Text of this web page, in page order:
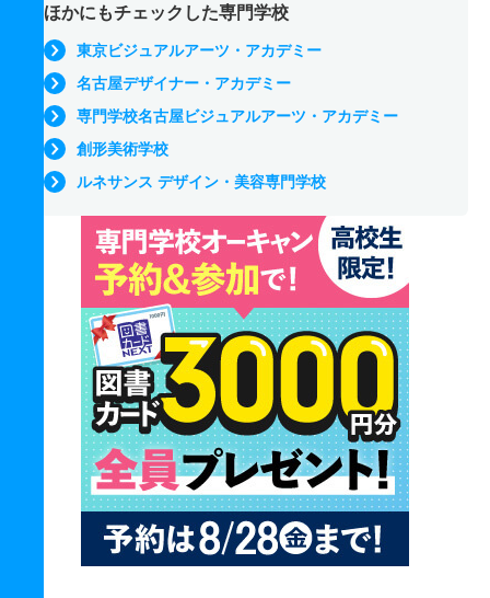
ほかにもチェックした専門学校
東京ビジュアルアーツ・アカデミー
名古屋デザイナー・アカデミー
専門学校名古屋ビジュアルアーツ・アカデミー
創形美術学校
ルネサンス デザイン・美容専門学校